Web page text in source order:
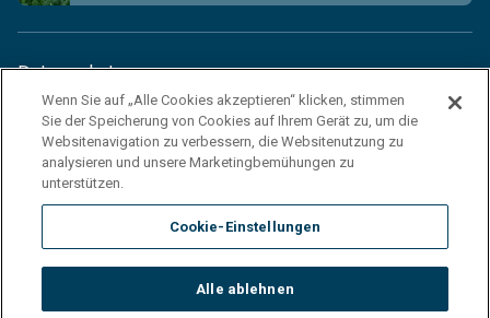
Datenschutz
Unsere Netiquette
Einkaufsbedingungen
Haftungsausschluss
Impressum
Cookies
Wenn Sie auf „Alle Cookies akzeptieren“ klicken, stimmen
Sie der Speicherung von Cookies auf Ihrem Gerät zu, um die
Websitenavigation zu verbessern, die Websitenutzung zu
analysieren und unsere Marketingbemühungen zu
unterstützen.
Cookie-Einstellungen
Alle ablehnen